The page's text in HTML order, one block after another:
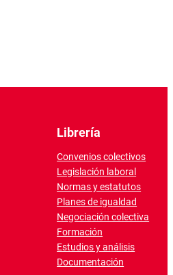
Librería
Convenios colectivos
Legislación laboral
Normas y estatutos
Planes de igualdad
Negociación colectiva
Formación
Estudios y análisis
Documentación